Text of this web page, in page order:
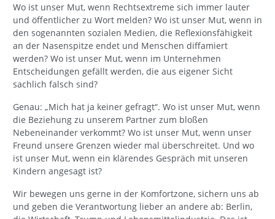
Wo ist unser Mut, wenn Rechtsextreme sich immer lauter
und öffentlicher zu Wort melden? Wo ist unser Mut, wenn in
den sogenannten sozialen Medien, die Reflexionsfähigkeit
an der Nasenspitze endet und Menschen diffamiert
werden? Wo ist unser Mut, wenn im Unternehmen
Entscheidungen gefällt werden, die aus eigener Sicht
sachlich falsch sind?
Genau: „Mich hat ja keiner gefragt“. Wo ist unser Mut, wenn
die Beziehung zu unserem Partner zum bloßen
Nebeneinander verkommt? Wo ist unser Mut, wenn unser
Freund unsere Grenzen wieder mal überschreitet. Und wo
ist unser Mut, wenn ein klärendes Gespräch mit unseren
Kindern angesagt ist?
Wir bewegen uns gerne in der Komfortzone, sichern uns ab
und geben die Verantwortung lieber an andere ab: Berlin,